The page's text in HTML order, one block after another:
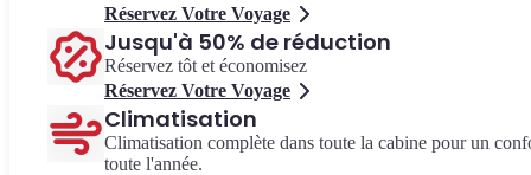
Réservez Votre Voyage
Jusqu'à 50% de réduction
Réservez tôt et économisez
Réservez Votre Voyage
Climatisation
Climatisation complète dans toute la cabine pour un
toute l'année.